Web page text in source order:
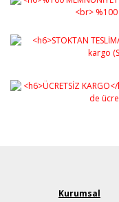
Kurumsal